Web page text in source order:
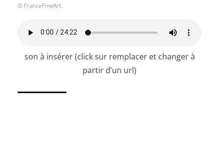
© FranceFineArt.
son à insérer (click sur remplacer et changer à
partir d’un url)